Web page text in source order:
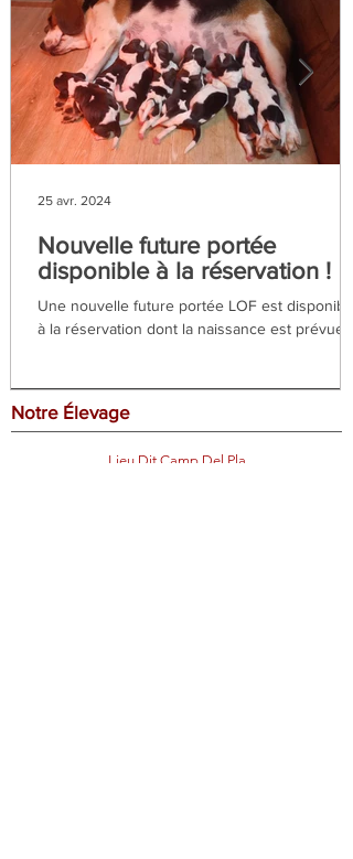
Nouvelle future portée
disponible à la réservation !
Une nouvelle future portée LOF est disponible
à la réservation dont la naissance est prévue
25 avr. 2024
Notre Élevage
Lieu Dit Camp Del Pla